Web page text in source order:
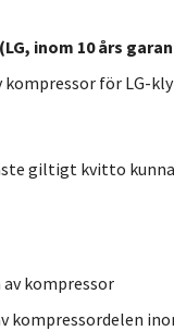
inom 10 års
för LG-
giltigt kvitto
kompressor
kompressordelen